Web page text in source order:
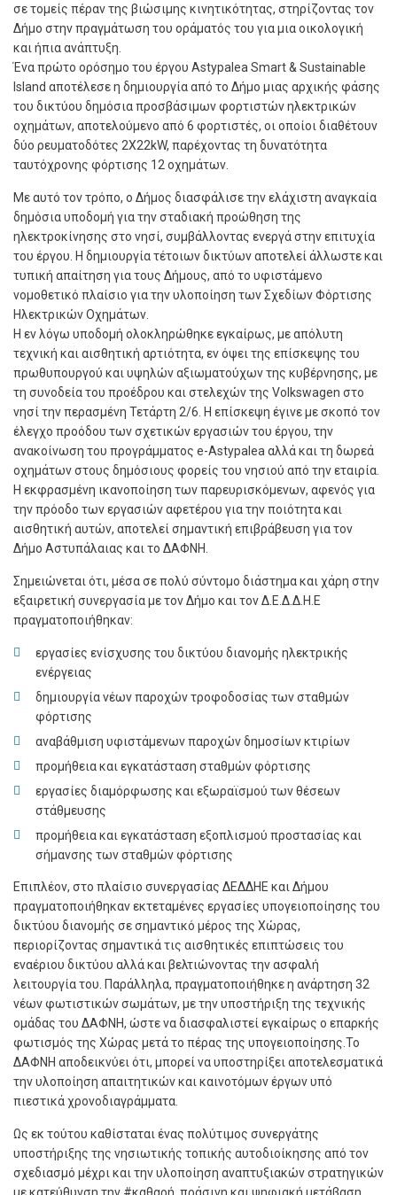
σε τομείς πέραν της βιώσιμης κινητικότητας, στηρίζοντας τον
Δήμο στην πραγμάτωση του οράματός του για μια οικολογική
και ήπια ανάπτυξη.
Ένα πρώτο ορόσημο του έργου Astypalea Smart & Sustainable
Island αποτέλεσε η δημιουργία από το Δήμο μιας αρχικής φάσης
του δικτύου δημόσια προσβάσιμων φορτιστών ηλεκτρικών
οχημάτων, αποτελούμενο από 6 φορτιστές, οι οποίοι διαθέτουν
δύο ρευματοδότες 2X22kW, παρέχοντας τη δυνατότητα
ταυτόχρονης φόρτισης 12 οχημάτων.
Με αυτό τον τρόπο, ο Δήμος διασφάλισε την ελάχιστη αναγκαία
δημόσια υποδομή για την σταδιακή προώθηση της
ηλεκτροκίνησης στο νησί, συμβάλλοντας ενεργά στην επιτυχία
του έργου. Η δημιουργία τέτοιων δικτύων αποτελεί άλλωστε και
τυπική απαίτηση για τους Δήμους, από το υφιστάμενο
νομοθετικό πλαίσιο για την υλοποίηση των Σχεδίων Φόρτισης
Ηλεκτρικών Οχημάτων.
Η εν λόγω υποδομή ολοκληρώθηκε εγκαίρως, με απόλυτη
τεχνική και αισθητική αρτιότητα, εν όψει της επίσκεψης του
πρωθυπουργού και υψηλών αξιωματούχων της κυβέρνησης, με
τη συνοδεία του προέδρου και στελεχών της Volkswagen στο
νησί την περασμένη Τετάρτη 2/6. Η επίσκεψη έγινε με σκοπό τον
έλεγχο προόδου των σχετικών εργασιών του έργου, την
ανακοίνωση του προγράμματος e-Astypalea αλλά και τη δωρεά
οχημάτων στους δημόσιους φορείς του νησιού από την εταιρία.
Η εκφρασμένη ικανοποίηση των παρευρισκόμενων, αφενός για
την πρόοδο των εργασιών αφετέρου για την ποιότητα και
αισθητική αυτών, αποτελεί σημαντική επιβράβευση για τον
Δήμο Αστυπάλαιας και το ΔΑΦΝΗ.
Σημειώνεται ότι, μέσα σε πολύ σύντομο διάστημα και χάρη στην
εξαιρετική συνεργασία με τον Δήμο και τον Δ.Ε.Δ.Δ.Η.Ε
πραγματοποιήθηκαν:
εργασίες ενίσχυσης του δικτύου διανομής ηλεκτρικής
ενέργειας
δημιουργία νέων παροχών τροφοδοσίας των σταθμών
φόρτισης
αναβάθμιση υφιστάμενων παροχών δημοσίων κτιρίων
προμήθεια και εγκατάσταση σταθμών φόρτισης
εργασίες διαμόρφωσης και εξωραϊσμού των θέσεων
στάθμευσης
προμήθεια και εγκατάσταση εξοπλισμού προστασίας και
σήμανσης των σταθμών φόρτισης
Επιπλέον, στο πλαίσιο συνεργασίας ΔΕΔΔΗΕ και Δήμου
πραγματοποιήθηκαν εκτεταμένες εργασίες υπογειοποίησης του
δικτύου διανομής σε σημαντικό μέρος της Χώρας,
περιορίζοντας σημαντικά τις αισθητικές επιπτώσεις του
εναέριου δικτύου αλλά και βελτιώνοντας την ασφαλή
λειτουργία του. Παράλληλα, πραγματοποιήθηκε η ανάρτηση 32
νέων φωτιστικών σωμάτων, με την υποστήριξη της τεχνικής
ομάδας του ΔΑΦΝΗ, ώστε να διασφαλιστεί εγκαίρως ο επαρκής
φωτισμός της Χώρας μετά το πέρας της υπογειοποίησης.Το
ΔΑΦΝΗ αποδεικνύει ότι, μπορεί να υποστηρίξει αποτελεσματικά
την υλοποίηση απαιτητικών και καινοτόμων έργων υπό
πιεστικά χρονοδιαγράμματα.
Ως εκ τούτου καθίσταται ένας πολύτιμος συνεργάτης
υποστήριξης της νησιωτικής τοπικής αυτοδιοίκησης από τον
σχεδιασμό μέχρι και την υλοποίηση αναπτυξιακών στρατηγικών